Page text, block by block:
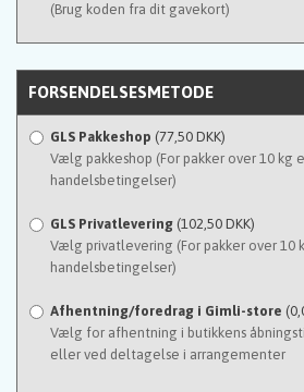
(Brug koden fra dit gavekort)
FORSENDELSESMETODE
GLS Pakkeshop (77,50 DKK)
Vælg pakkeshop (For pakker over 10 kg
handelsbetingelser)
GLS Privatlevering (102,50 DKK)
Vælg privatlevering (For pakker over 10
handelsbetingelser)
Afhentning/foredrag i Gimli-store
Vælg for afhentning i butikkens
eller ved deltagelse i arrangementer